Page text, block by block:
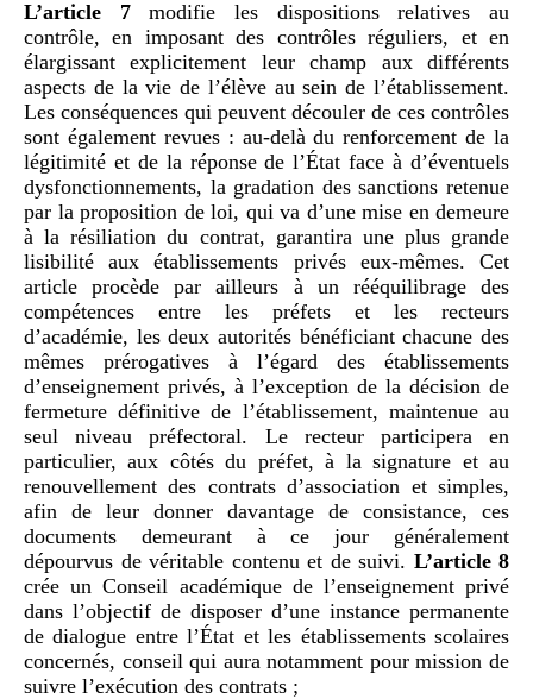
L’article 7modifie les dispositions relatives au
contrôle, en imposant des contrôles réguliers, et en
élargissant explicitement leur champ aux différents
aspects de la vie de l’élève au sein de l’établissement.
Les conséquences qui peuvent découler de ces contrôles
sont également revues : au-delà du renforcement de la
légitimité et de la réponse de l’État face à d’éventuels
dysfonctionnements, la gradation des sanctions retenue
par la proposition de loi, qui va d’une mise en demeure
à la résiliation du contrat, garantira une plus grande
lisibilité aux établissements privés eux-mêmes. Cet
article procède par ailleurs à un rééquilibrage des
compétences entre les préfets et les recteurs
d’académie, les deux autorités bénéficiant chacune des
mêmes prérogatives à l’égard des établissements
d’enseignement privés, à l’exception de la décision de
fermeture définitive de l’établissement, maintenue au
seul niveau préfectoral. Le recteur participera en
particulier, aux côtés du préfet, à la signature et au
renouvellement des contrats d’association et simples,
afin de leur donner davantage de consistance, ces
documents demeurant à ce jour généralement
dépourvus de véritable contenu et de suivi. L’article 8
crée un Conseil académique de l’enseignement privé
dans l’objectif de disposer d’une instance permanente
de dialogue entre l’État et les établissements scolaires
concernés, conseil qui aura notamment pour mission de
suivre l’exécution des contrats ;